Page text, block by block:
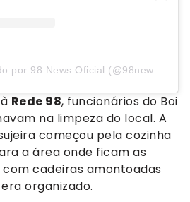
Rede 98, funcionários do Boi
na limpeza do local. A
começou pela cozinha
a área onde ficam as
cadeiras amontoadas
organizado.